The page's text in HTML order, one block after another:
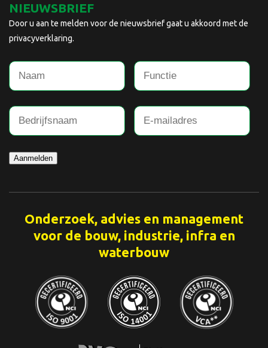
NIEUWSBRIEF
Door u aan te melden voor de nieuwsbrief gaat u akkoord met de
privacyverklaring.
Aanmelden
Onderzoek, advies en management
voor de bouw, industrie, infra en
waterbouw